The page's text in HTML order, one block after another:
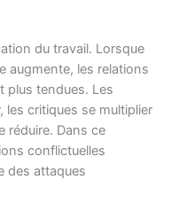
du travail. Lorsque
augmente, les relations
plus tendues. Les
les critiques se multiplier
réduire. Dans ce
conflictuelles
des attaques